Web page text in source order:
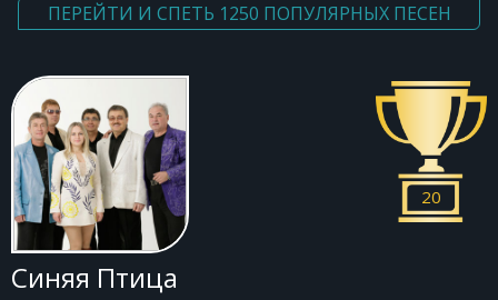
ПЕРЕЙТИ И СПЕТЬ 1250 ПОПУЛЯРНЫХ ПЕСЕН
Синяя Птица
20